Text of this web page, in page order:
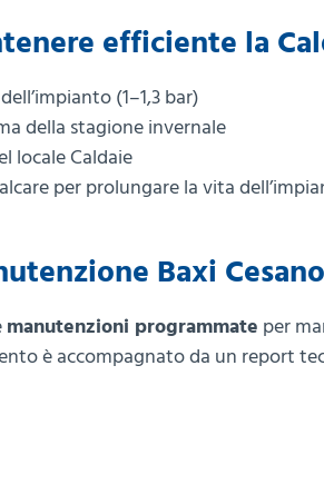
efficiente la
(1–1,3 bar)
della stagione invernale
locale Caldaie
per prolungare la vita
Baxi Cesano
manutenzioni programmate per
è accompagnato da un report